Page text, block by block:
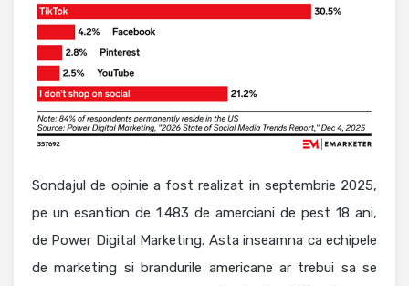
Sondajul de opinie a fost realizat in septembrie 2025,
pe un esantion de 1.483 de amerciani de pest 18 ani,
de Power Digital Marketing. Asta inseamna ca echipele
de marketing si brandurile americane ar trebui sa se